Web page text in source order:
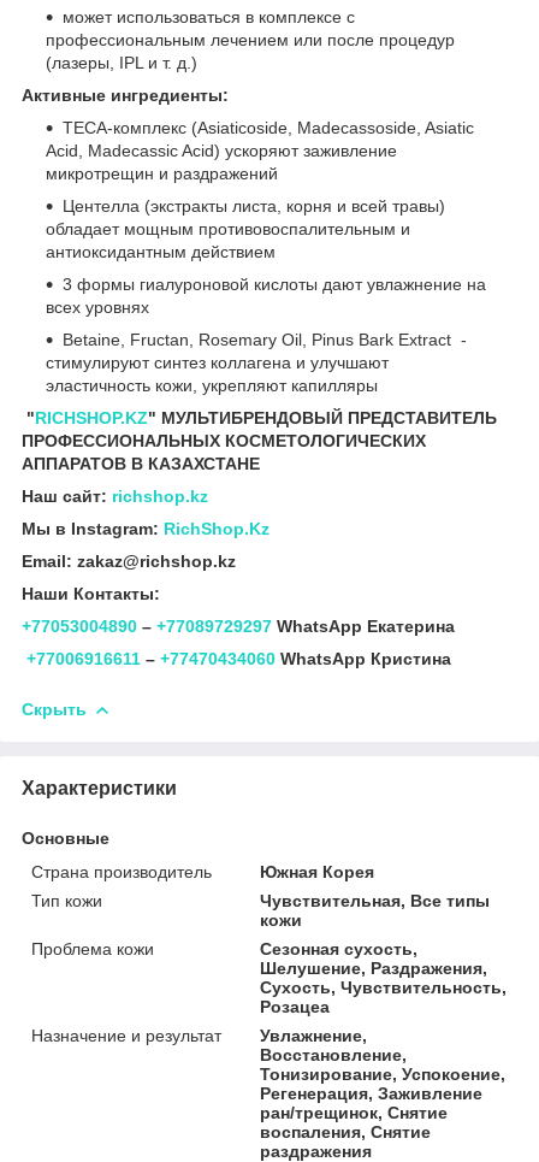
может использоваться в комплексе с
профессиональным лечением или после процедур
(лазеры, IPL и т. д.)
Активные ингредиенты:
TECA-комплекс (Asiaticoside, Madecassoside, Asiatic
Acid, Madecassic Acid) ускоряют заживление
микротрещин и раздражений
Центелла (экстракты листа, корня и всей травы)
обладает мощным противовоспалительным и
антиоксидантным действием
3 формы гиалуроновой кислоты дают увлажнение на
всех уровнях
Betaine, Fructan, Rosemary Oil, Pinus Bark Extract -
стимулируют синтез коллагена и улучшают
эластичность кожи, укрепляют капилляры
"RICHSHOP.KZ" МУЛЬТИБРЕНДОВЫЙ ПРЕДСТАВИТЕЛЬ
ПРОФЕССИОНАЛЬНЫХ КОСМЕТОЛОГИЧЕСКИХ
АППАРАТОВ В КАЗАХСТАНЕ
Наш сайт: richshop.kz
Мы в Instagram: RichShop.Kz
Email: zakaz@richshop.kz
Наши Контакты:
+77053004890 – +77089729297 WhatsApp Екатерина
+77006916611 – +77470434060 WhatsApp Кристина
Скрыть
Характеристики
Основные
Страна производитель
Южная Корея
Тип кожи
Чувствительная, Все типы
кожи
Проблема кожи
Сезонная сухость,
Шелушение, Раздражения,
Сухость, Чувствительность,
Розацеа
Назначение и результат
Увлажнение,
Восстановление,
Тонизирование, Успокоение,
Регенерация, Заживление
ран/трещинок, Снятие
воспаления, Снятие
раздражения